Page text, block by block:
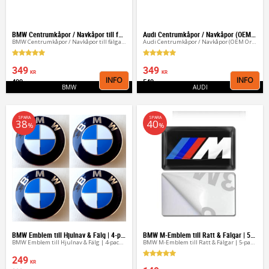
BMW Centrumkåpor / Navkåpor till fälgar (4-pack)
349 KR
499
BMW Lägg till i favoriter
INFO
Audi Centrumkåpor / Navkåpor (OEM Original 4-pack)
349 KR
549
AUDI
INFO
BMW Emblem till Hjulnav & Fälg | 4-pack Aluminium (56/60/65mm)
249 KR
SPARA
38%
BMW M-Emblem till Ratt & Fälgar | 5-pack (17x9 mm)
SPARA
40%